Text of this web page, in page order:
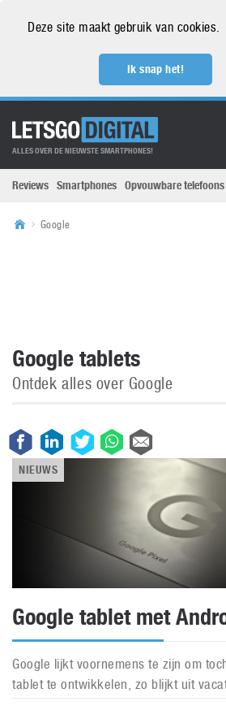
Deze site maakt gebruik van cookies.
Ik snap het!
ALLES OVER DE NIEUWSTE SMARTPHONES!
Reviews Smartphones Opvouwbare telefoons
Google
Google tablets
Ontdek alles over Google
NIEUWS
Google tablet met
Google lijkt voornemens te zijn om
tablet te ontwikkelen, zo blijkt uit